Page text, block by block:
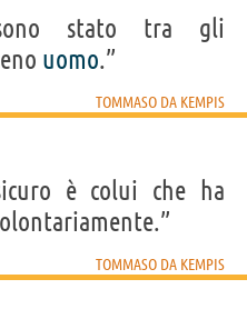
stato tra gli
uomo.”
TOMMASO DA KEMPIS
è colui che ha
TOMMASO DA KEMPIS